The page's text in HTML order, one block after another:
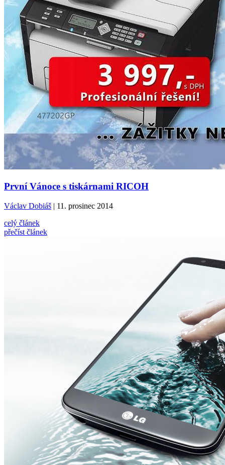
První Vánoce s tiskárnami RICOH
Václav Dobiáš | 11. prosinec 2014
celý článek
přečíst článek